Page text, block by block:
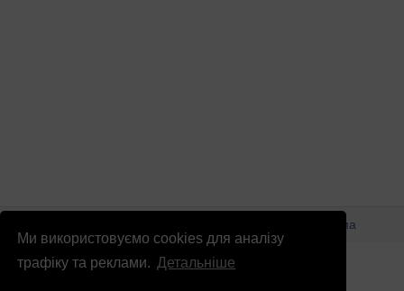
Ми використовуємо cookies для аналізу
трафіку та реклами. Детальніше
Реклама
info@patrioty.org.ua